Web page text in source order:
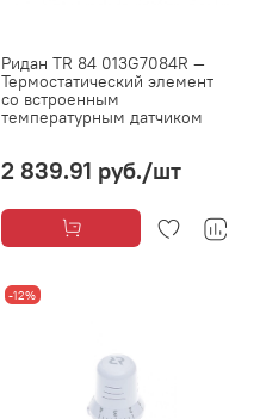
Ридан TR 84 013G7084R —
Термостатический элемент
со встроенным
температурным датчиком
2 839.91 руб./шт
-12%